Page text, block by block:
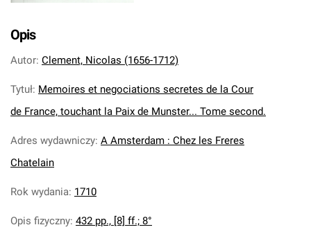
Opis
Autor: Clement, Nicolas (1656-1712)
Tytuł: Memoires et negociations secretes de la Cour
de France, touchant la Paix de Munster... Tome second.
Adres wydawniczy: A Amsterdam : Chez les Freres
Chatelain
Rok wydania: 1710
Opis fizyczny: 432 pp., [8] ff.; 8°